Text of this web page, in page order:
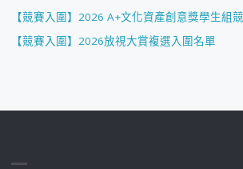
【競賽入圍】2026 A+文化資產創意獎學生組
【競賽入圍】2026放視大賞複選入圍名單